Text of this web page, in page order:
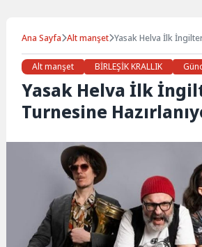
Ana Sayfa Alt manşet Yasak Helva İlk
Alt manşet
BİRLEŞİK KRALLIK
Yasak Helva İlk
Turnesine